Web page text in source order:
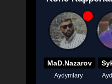
MaD.Nazarov
Aydymlary